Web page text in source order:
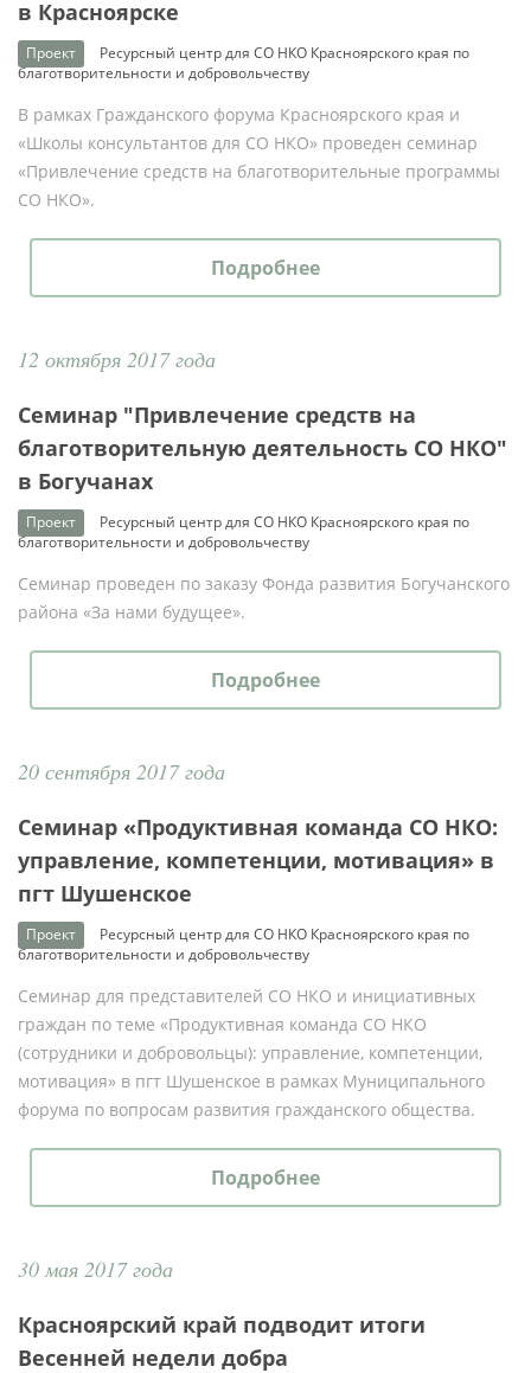
в Красноярске
Проект
Ресурсный центр для СО НКО Красноярского края по
благотворительности и добровольчеству
В рамках Гражданского форума Красноярского края и
«Школы консультантов для СО НКО» проведен семинар
«Привлечение средств на благотворительные программы
СО НКО».
Подробнее
12 октября 2017 года
Семинар "Привлечение средств на
благотворительную деятельность СО НКО"
в Богучанах
Проект
Ресурсный центр для СО НКО Красноярского края по
благотворительности и добровольчеству
Семинар проведен по заказу Фонда развития Богучанского
района «За нами будущее».
Подробнее
20 сентября 2017 года
Семинар «Продуктивная команда СО НКО:
управление, компетенции, мотивация» в
пгт Шушенское
Проект
Ресурсный центр для СО НКО Красноярского края по
благотворительности и добровольчеству
Семинар для представителей СО НКО и инициативных
граждан по теме «Продуктивная команда СО НКО
(сотрудники и добровольцы): управление, компетенции,
мотивация» в пгт Шушенское в рамках Муниципального
форума по вопросам развития гражданского общества.
Подробнее
30 мая 2017 года
Красноярский край подводит итоги
Весенней недели добра